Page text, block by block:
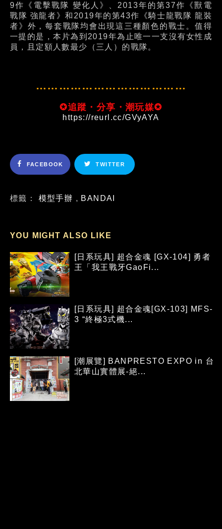
9作《電擊戰隊 變化人》、2013年的第37作《獸電
戰隊 強龍者》和2019年的第43作《騎士龍戰隊 龍裝
者》外，每套戰隊均會出現這三種顏色的戰士。值得
一提的是，本片為到2019年為止唯一一支沒有女性成
員，且定額人數最少（三人）的戰隊。
…………………………………
✪追蹤・分享・潮玩媒✪
https://reurl.cc/GVyAYA
FACEBOOK TWITTER
標籤： 模型手辦 , BANDAI
YOU MIGHT ALSO LIKE
[日系玩具] 超合金魂 [GX-104] 勇者
王「我王戰牙GaoFi...
[日系玩具] 超合金魂[GX-103] MFS-
3 “終極3式機...
[潮展覽] BANPRESTO EXPO in 台
北華山實體展-絕...